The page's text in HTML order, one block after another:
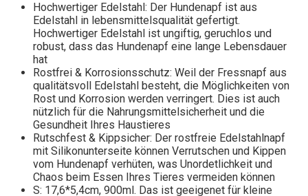
Hochwertiger Edelstahl: Der Hundenapf ist aus
Edelstahl in lebensmittelsqualität gefertigt.
Hochwertiger Edelstahl ist ungiftig, geruchlos und
robust, dass das Hundenapf eine lange Lebensdauer
hat
Rostfrei & Korrosionsschutz: Weil der Fressnapf aus
qualitätsvoll Edelstahl besteht, die Möglichkeiten von
Rost und Korrosion werden verringert. Dies ist auch
nützlich für die Nahrungsmittelsicherheit und die
Gesundheit Ihres Haustieres
Rutschfest & Kippsicher: Der rostfreie Edelstahlnapf
mit Silikonunterseite können Verrutschen und Kippen
vom Hundenapf verhüten, was Unordetlichkeit und
Chaos beim Essen Ihres Tieres vermeiden können
S: 17,6*5,4cm, 900ml. Das ist geeigenet für kleine